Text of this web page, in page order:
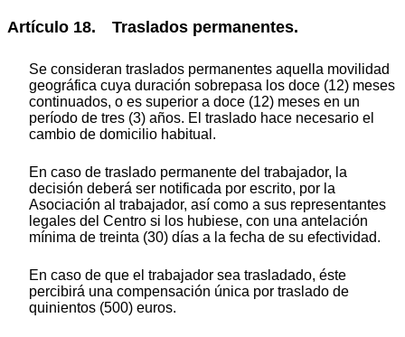
Artículo 18. Traslados permanentes.
Se consideran traslados permanentes aquella movilidad
geográfica cuya duración sobrepasa los doce (12) meses
continuados, o es superior a doce (12) meses en un
período de tres (3) años. El traslado hace necesario el
cambio de domicilio habitual.
En caso de traslado permanente del trabajador, la
decisión deberá ser notificada por escrito, por la
Asociación al trabajador, así como a sus representantes
legales del Centro si los hubiese, con una antelación
mínima de treinta (30) días a la fecha de su efectividad.
En caso de que el trabajador sea trasladado, éste
percibirá una compensación única por traslado de
quinientos (500) euros.